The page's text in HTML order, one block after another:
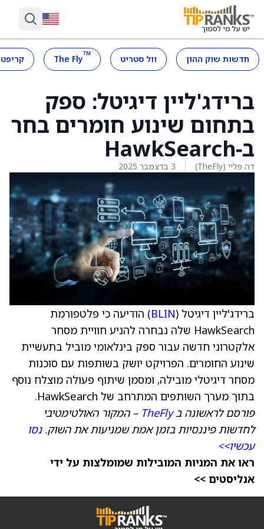
חדשות שוק ההון וול סטריט ™
The Fly
ברידג'ליין דיגיטל: ספק
בתחום שינוע חומרים בחר
ב‑HawkSearch
דה פליי (TheFly) 3 בדצמבר 2025
ברידג'ליין דיגיטל (BLIN) הודיעה כי פלטפורמת
HawkSearch שלה נבחרה להניע חוויית מסחר
אלקטרוני חדשה עבור ספק בינלאומי מוביל בתעשיית
שינוע החומרים. הפרויקט יושק בשותפות עם סוכנות
מסחר דיגיטלי מובילה, ומסמן שיתוף פעולה מוצלח נוסף
בתוך מערך השותפים המתרחב של HawkSearch.
פורסם לראשונה בTheFly – המקור האולטימטיבי
לחדשות פיננסיות בזמן אמת שמניעות את השוק.נסו
עכשיו>>
ראו את המניות המובילות שמומלצות על ידי
אנליסטים >>